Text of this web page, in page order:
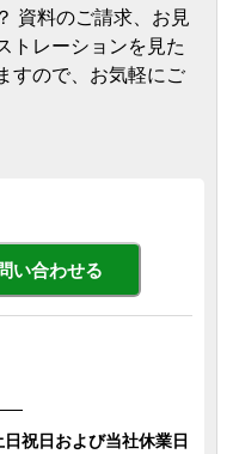
資料のご請求、お見
トレーションを見た
すので、お気軽にご
い合わせる
祝日および当社休業日